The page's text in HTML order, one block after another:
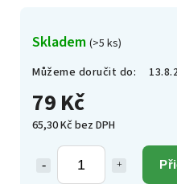
79 Kč
65,30 Kč bez DPH
Skladem (>5 ks)
Můžeme doručit do: